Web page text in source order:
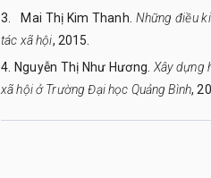
3.
Mai Thị Kim Thanh. Những điều
tác xã hội, 2015.
4. Nguyễn Thị Như Hương. Xây dựng
xã hội ở Trường Đại học Quảng Bình,